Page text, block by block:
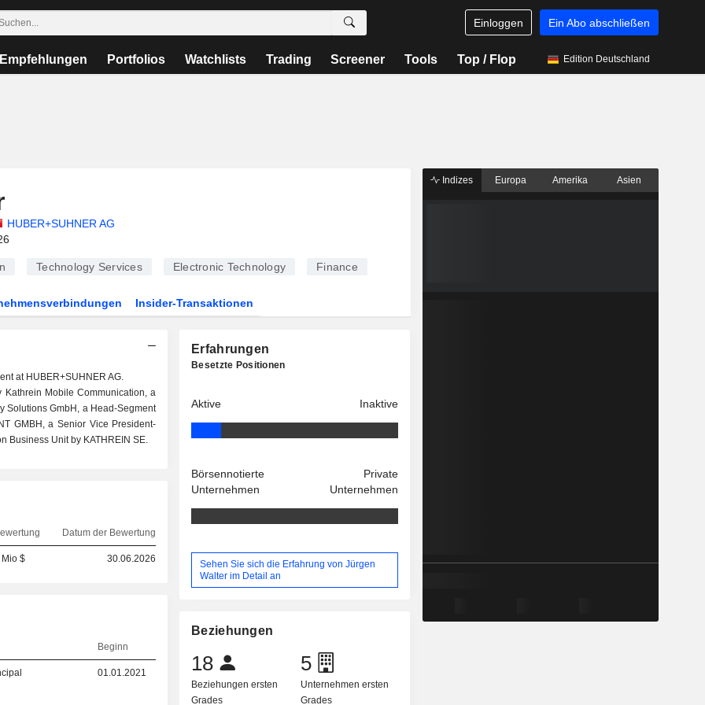
Einloggen Ein Abo abschließen
Empfehlungen Portfolios Watchlists Trading Screener Tools Top / Flop Edition Deutschland
HUBER+SUHNER AG
Technology Services Electronic Technology Finance
Insider-Transaktionen
at HUBER+SUHNER AG.
Mobile Communication, a
Solutions GmbH, a Head-Segment
GMBH, a Senior Vice President-
Business Unit by KATHREIN SE.
Datum der Bewertung
Mio $ 30.06.2026
Beginn
01.01.2021
Erfahrungen
Besetzte Positionen
Aktive Inaktive
Börsennotierte
Unternehmen
Private
Unternehmen
Sehen Sie sich die Erfahrung von Jürgen
Walter im Detail an
Beziehungen
18
Beziehungen ersten
Grades
5
Unternehmen ersten
Grades
Indizes Europa Amerika Asien